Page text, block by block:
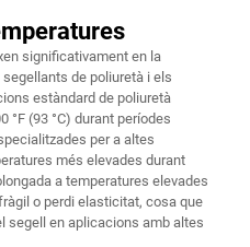
significativament en la
de poliuretà i els
estàndard de poliuretà
°F (93 °C) durant períodes
per a altes
més elevades durant
a temperatures elevades
o perdi elasticitat, cosa que
segell en aplicacions amb altes